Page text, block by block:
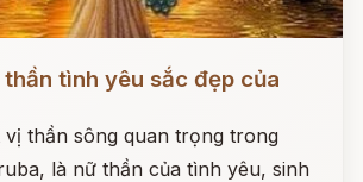
thần tình yêu sắc đẹp của
vị thần sông quan trọng trong
là nữ thần của tình yêu, sinh